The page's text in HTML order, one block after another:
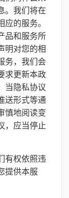
。我们将在
的服务。
品和服务所
明对您的相
务，我们会
求更新本政
当隐私协议
送形式等通
慎地阅读变
，应当停止
有权依照违
提供本服